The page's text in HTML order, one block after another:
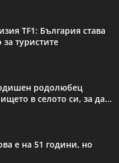
TF1: България става
туристите
родолюбец
в селото си, за да...
е на 51 години, но